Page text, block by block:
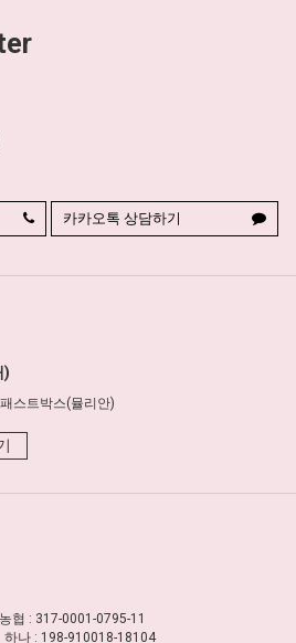
카카오톡 상담하기
)
스트박스(뮬리안)
: 317-0001-0795-11
: 198-910018-18104